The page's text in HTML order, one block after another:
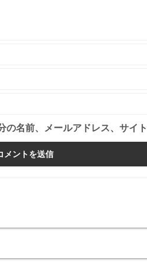
名前、メールアドレス、サイト